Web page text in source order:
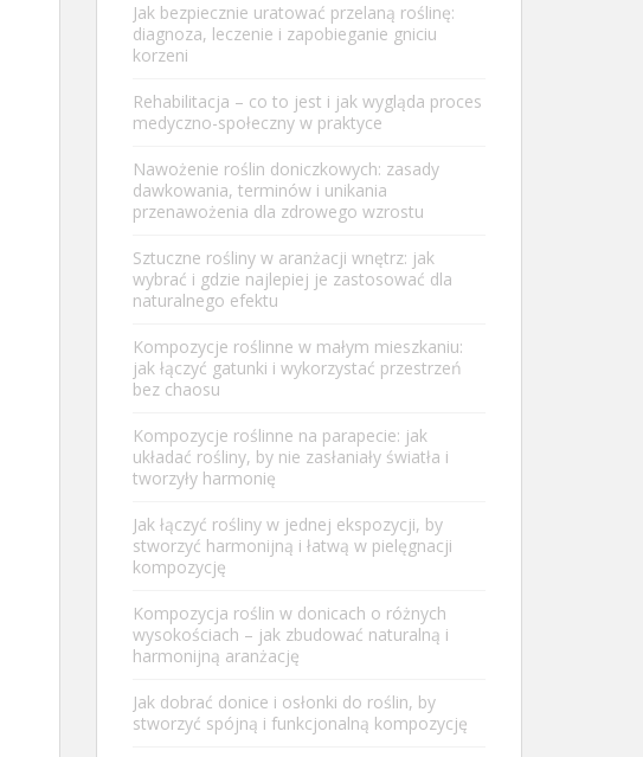
Jak bezpiecznie uratować przelaną roślinę:
diagnoza, leczenie i zapobieganie gniciu
korzeni
Rehabilitacja – co to jest i jak wygląda proces
medyczno-społeczny w praktyce
Nawożenie roślin doniczkowych: zasady
dawkowania, terminów i unikania
przenawożenia dla zdrowego wzrostu
Sztuczne rośliny w aranżacji wnętrz: jak
wybrać i gdzie najlepiej je zastosować dla
naturalnego efektu
Kompozycje roślinne w małym mieszkaniu:
jak łączyć gatunki i wykorzystać przestrzeń
bez chaosu
Kompozycje roślinne na parapecie: jak
układać rośliny, by nie zasłaniały światła i
tworzyły harmonię
Jak łączyć rośliny w jednej ekspozycji, by
stworzyć harmonijną i łatwą w pielęgnacji
kompozycję
Kompozycja roślin w donicach o różnych
wysokościach – jak zbudować naturalną i
harmonijną aranżację
Jak dobrać donice i osłonki do roślin, by
stworzyć spójną i funkcjonalną kompozycję